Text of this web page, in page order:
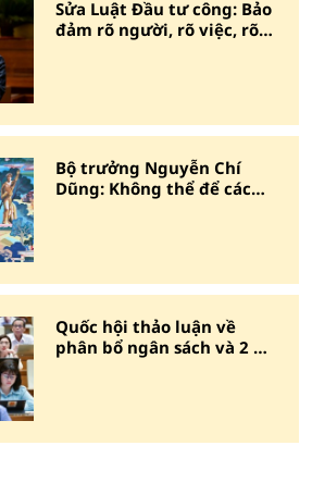
Sửa Luật Đầu tư công: Bảo
đảm rõ người, rõ việc, rõ
Bộ trưởng Nguyễn Chí
Dũng: Không thể để các
Quốc hội thảo luận về
phân bổ ngân sách và 2 dự